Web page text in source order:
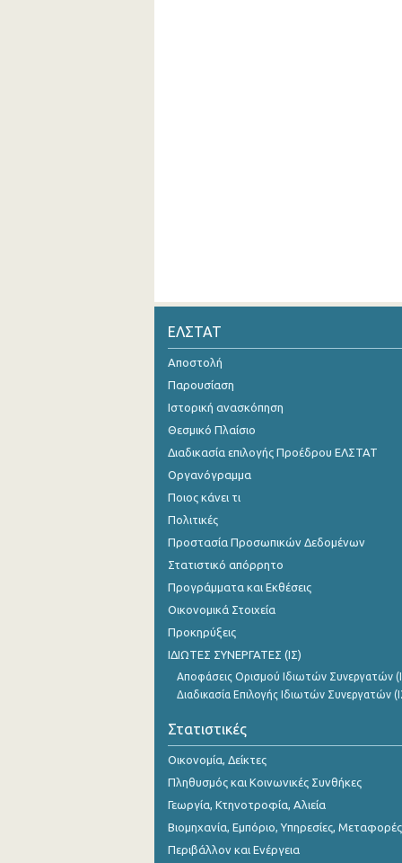
ΕΛΣΤΑΤ
Αποστολή
Παρουσίαση
Ιστορική ανασκόπηση
Θεσμικό Πλαίσιο
Διαδικασία επιλογής Προέδρου ΕΛΣΤΑΤ
Οργανόγραμμα
Ποιος κάνει τι
Πολιτικές
Προστασία Προσωπικών Δεδομένων
Στατιστικό απόρρητο
Προγράμματα και Εκθέσεις
Οικονομικά Στοιχεία
Προκηρύξεις
ΙΔΙΩΤΕΣ ΣΥΝΕΡΓΑΤΕΣ (ΙΣ)
Αποφάσεις Ορισμού Ιδιωτών Συνεργατών
Διαδικασία Επιλογής Ιδιωτών Συνεργατών
Στατιστικές
Οικονομία, Δείκτες
Πληθυσμός και Κοινωνικές Συνθήκες
Γεωργία, Κτηνοτροφία, Αλιεία
Βιομηχανία, Εμπόριο, Υπηρεσίες, Μεταφορές
Περιβάλλον και Ενέργεια